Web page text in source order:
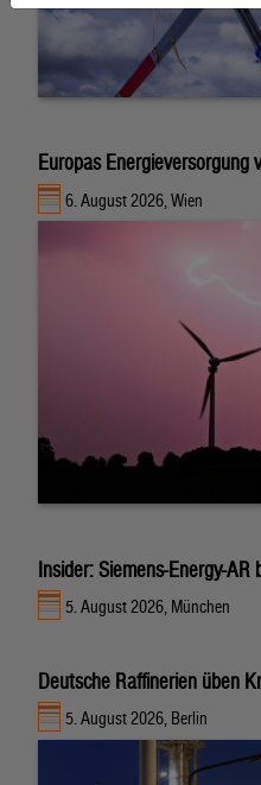
Europas Energieversorgung
6. August 2026, Wien
Insider: Siemens-Energy-
5. August 2026, München
Deutsche Raffinerien üben
5. August 2026, Berlin